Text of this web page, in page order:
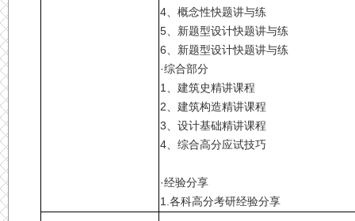
4、概念性快题讲与练
5、新题型设计快题讲与练
6、新题型设计快题讲与练
·综合部分
1、建筑史精讲课程
2、建筑构造精讲课程
3、设计基础精讲课程
4、综合高分应试技巧
·经验分享
1.各科高分考研经验分享